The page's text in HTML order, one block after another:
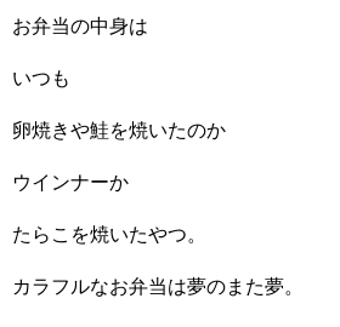
お弁当の中身は
いつも
卵焼きや鮭を焼いたのか
ウインナーか
たらこを焼いたやつ。
カラフルなお弁当は夢のまた夢。